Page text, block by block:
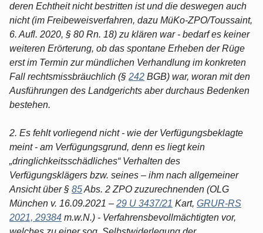
deren Echtheit nicht bestritten ist und die deswegen auch
nicht (im Freibeweisverfahren, dazu MüKo-ZPO/Toussaint,
6. Aufl. 2020, § 80 Rn. 18) zu klären war - bedarf es keiner
weiteren Erörterung, ob das spontane Erheben der Rüge
erst im Termin zur mündlichen Verhandlung im konkreten
Fall rechtsmissbräuchlich (§ 242 BGB) war, woran mit den
Ausführungen des Landgerichts aber durchaus Bedenken
bestehen.
2. Es fehlt vorliegend nicht - wie der Verfügungsbeklagte
meint - am Verfügungsgrund, denn es liegt kein
„dringlichkeitsschädliches“ Verhalten des
Verfügungsklägers bzw. seines – ihm nach allgemeiner
Ansicht über § 85Abs. 2 ZPO zuzurechnenden (OLG
München v. 16.09.2021 – 29 U 3437/21 Kart, GRUR-RS
2021, 29384 m.w.N.) - Verfahrensbevollmächtigten vor,